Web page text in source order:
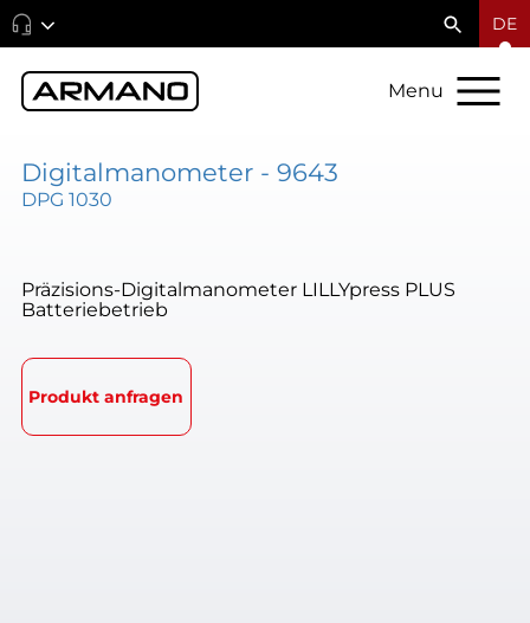
DE
Menu
Digitalmanometer - 9643
DPG 1030
Präzisions-Digitalmanometer LILLYpress PLUS
Batteriebetrieb
Produkt anfragen